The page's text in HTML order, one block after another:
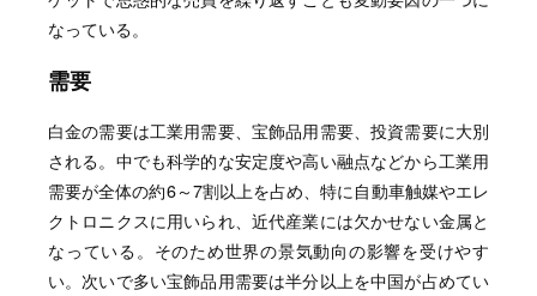
なっている。
需要
白金の需要は工業用需要、宝飾品用需要、投資需要に大別
される。中でも科学的な安定度や高い融点などから工業用
需要が全体の約6～7割以上を占め、特に自動車触媒やエレ
クトロニクスに用いられ、近代産業には欠かせない金属と
なっている。そのため世界の景気動向の影響を受けやす
い。次いで多い宝飾品用需要は半分以上を中国が占めてい